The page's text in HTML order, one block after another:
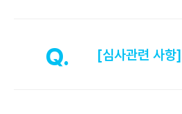
[심사관련 사항]